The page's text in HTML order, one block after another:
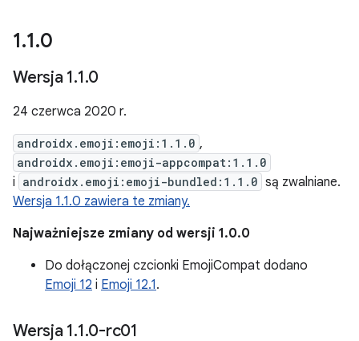
1.1.0
Wersja 1.1.0
24 czerwca 2020 r.
androidx.emoji:emoji:1.1.0 ,
androidx.emoji:emoji-appcompat:1.1.0
i androidx.emoji:emoji-bundled:1.1.0 są zwalniane.
Wersja 1.1.0 zawiera te zmiany.
Najważniejsze zmiany od wersji 1.0.0
Do dołączonej czcionki EmojiCompat dodano
Emoji 12 i Emoji 12.1.
Wersja 1.1.0-rc01